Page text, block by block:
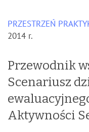
PRZESTRZEŃ
2014 r.
Przewodnik
Scenariusz
Aktywności